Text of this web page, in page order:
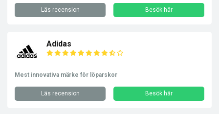
Läs recension Besök här
Adidas
Mest innovativa märke för löparskor
Läs recension Besök här